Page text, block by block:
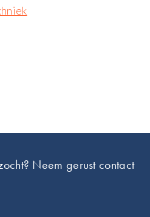
Neem gerust contact